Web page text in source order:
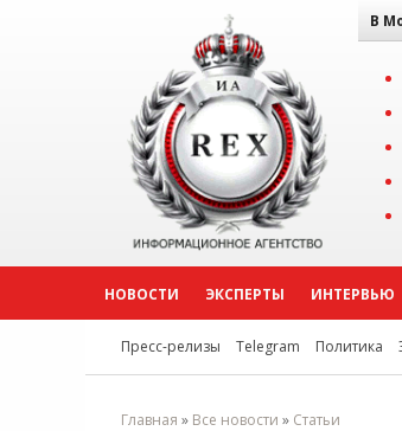
В
НОВОСТИ ЭКСПЕРТЫ ИНТЕРВЬЮ
Пресс-релизы Telegram Политика
Главная » Все новости » Статьи